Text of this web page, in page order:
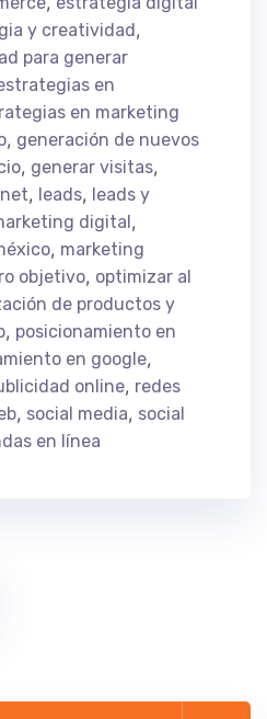
y creatividad,
para generar
en
en marketing
, generación de nuevos
, generar visitas,
, leads, leads y
digital,
, marketing
objetivo, optimizar al
de productos y
, posicionamiento en
en google,
online, redes
, social media, social
en línea